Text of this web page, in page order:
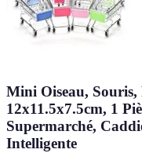
Mini Oiseau,
12x11.5x7.5cm, 1
Supermarché,
Intelligente